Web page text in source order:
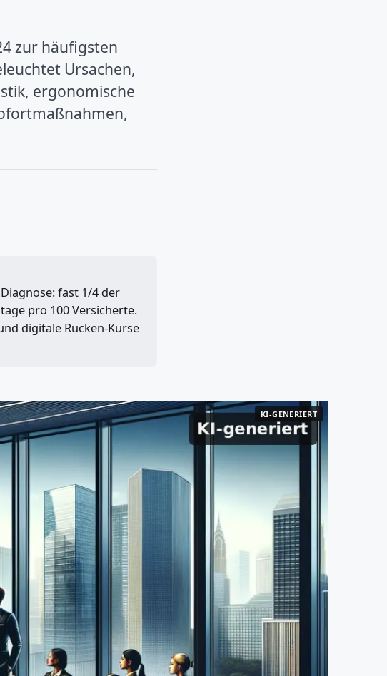
zur häufigsten
Ursachen,
ergonomische
pro 100 Versicherte.
digitale Rücken-Kurse
KI-GENERIERT